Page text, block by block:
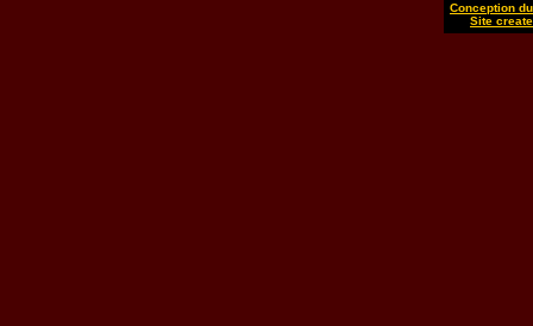
Conception
Site